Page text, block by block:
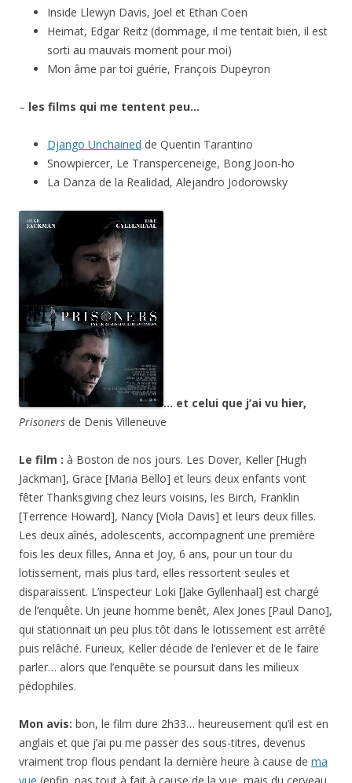
Inside Llewyn Davis, Joel et Ethan Coen
Heimat, Edgar Reitz (dommage, il me tentait bien, il est
sorti au mauvais moment pour moi)
Mon âme par toi guérie, François Dupeyron
– les films qui me tentent peu…
Django Unchained de Quentin Tarantino
Snowpiercer, Le Transperceneige, Bong Joon-ho
La Danza de la Realidad, Alejandro Jodorowsky
… et celui que j’ai vu hier,
Prisoners de Denis Villeneuve
Le film : à Boston de nos jours. Les Dover, Keller [Hugh
Jackman], Grace [Maria Bello] et leurs deux enfants vont
fêter Thanksgiving chez leurs voisins, les Birch, Franklin
[Terrence Howard], Nancy [Viola Davis] et leurs deux filles.
Les deux aînés, adolescents, accompagnent une première
fois les deux filles, Anna et Joy, 6 ans, pour un tour du
lotissement, mais plus tard, elles ressortent seules et
disparaissent. L’inspecteur Loki [Jake Gyllenhaal] est chargé
de l’enquête. Un jeune homme benêt, Alex Jones [Paul Dano],
qui stationnait un peu plus tôt dans le lotissement est arrêté
puis relâché. Furieux, Keller décide de l’enlever et de le faire
parler… alors que l’enquête se poursuit dans les milieux
pédophiles.
Mon avis: bon, le film dure 2h33… heureusement qu’il est en
anglais et que j’ai pu me passer des sous-titres, devenus
vraiment trop flous pendant la dernière heure à cause de ma